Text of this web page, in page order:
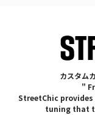
カスタム
"
StreetChic
tuning that